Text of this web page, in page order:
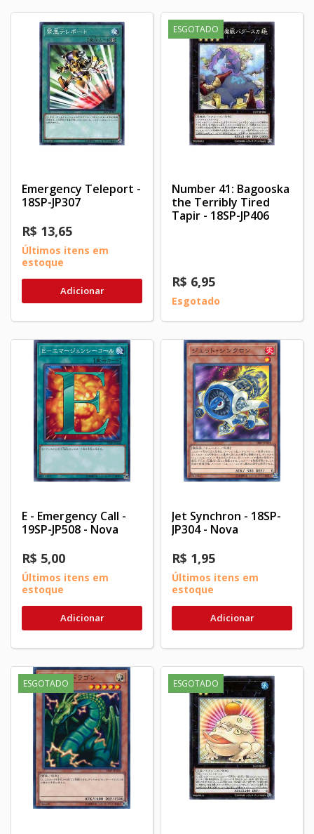
Emergency Teleport -
18SP-JP307
R$ 13,65
Últimos itens em
estoque
Adicionar
ESGOTADO
Number 41: Bagooska
the Terribly Tired
Tapir - 18SP-JP406
R$ 6,95
Esgotado
E - Emergency Call -
19SP-JP508 - Nova
R$ 5,00
Últimos itens em
estoque
Adicionar
Jet Synchron - 18SP-
JP304 - Nova
R$ 1,95
Últimos itens em
estoque
Adicionar
ESGOTADO ESGOTADO